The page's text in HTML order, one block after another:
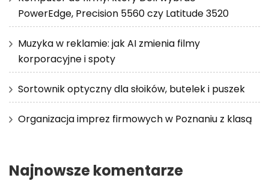
PowerEdge, Precision 5560 czy Latitude 3520
Muzyka w reklamie: jak AI zmienia filmy
korporacyjne i spoty
Sortownik optyczny dla słoików, butelek i puszek
Organizacja imprez firmowych w Poznaniu z klasą
Najnowsze komentarze